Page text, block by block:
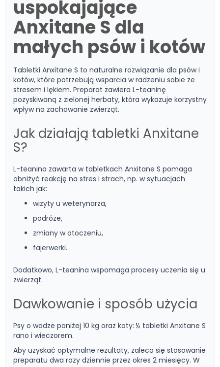
uspokajające
Anxitane S dla
małych psów i kotów
Tabletki Anxitane S to naturalne rozwiązanie dla psów i
kotów, które potrzebują wsparcia w radzeniu sobie ze
stresem i lękiem. Preparat zawiera L-teaninę
pozyskiwaną z zielonej herbaty, która wykazuje korzystny
wpływ na zachowanie zwierząt.
Jak działają tabletki Anxitane
S?
L-teanina zawarta w tabletkach Anxitane S pomaga
obniżyć reakcję na stres i strach, np. w sytuacjach
takich jak:
wizyty u weterynarza,
podróże,
zmiany w otoczeniu,
fajerwerki.
Dodatkowo, L-teanina wspomaga procesy uczenia się u
zwierząt.
Dawkowanie i sposób użycia
Psy o wadze poniżej 10 kg oraz koty: ½ tabletki Anxitane S
rano i wieczorem.
Aby uzyskać optymalne rezultaty, zaleca się stosowanie
preparatu dwa razy dziennie przez okres 2 miesięcy. W